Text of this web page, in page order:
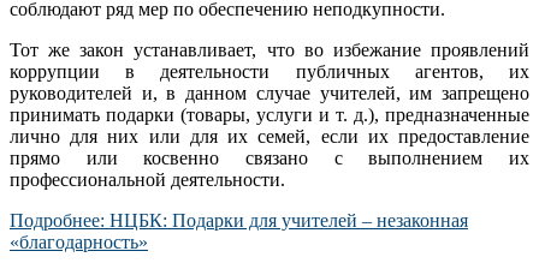
соблюдают ряд мер по обеспечению неподкупности.
Тот же закон устанавливает, что во избежание проявлений
коррупции в деятельности публичных агентов, их
руководителей и, в данном случае учителей, им запрещено
принимать подарки (товары, услуги и т. д.), предназначенные
лично для них или для их семей, если их предоставление
прямо или косвенно связано с выполнением их
профессиональной деятельности.
Подробнее: НЦБК: Подарки для учителей – незаконная
«благодарность»